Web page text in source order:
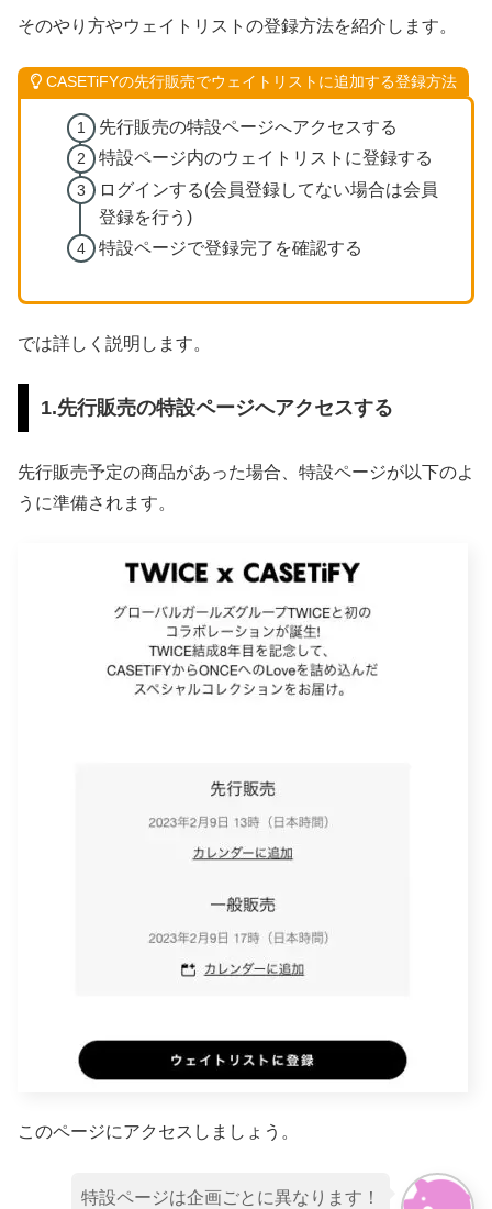
そのやり方やウェイトリストの登録方法を紹介します。
CASETiFYの先行販売でウェイトリストに追加する登録方法
先行販売の特設ページへアクセスする
特設ページ内のウェイトリストに登録する
ログインする(会員登録してない場合は会員
登録を行う)
特設ページで登録完了を確認する
では詳しく説明します。
1.先行販売の特設ページへアクセスする
先行販売予定の商品があった場合、特設ページが以下のよ
うに準備されます。
このページにアクセスしましょう。
特設ページは企画ごとに異なります！